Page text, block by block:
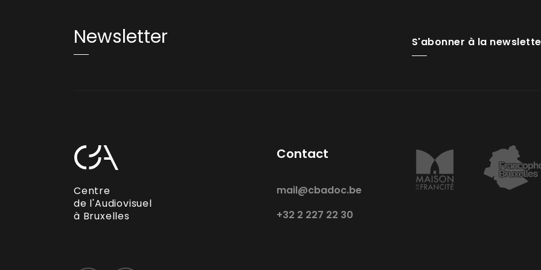
Newsletter S'abonner à la
Centre
de l'Audiovisuel
à Bruxelles
Contact
mail@cbadoc.be
+32 2 227 22 30